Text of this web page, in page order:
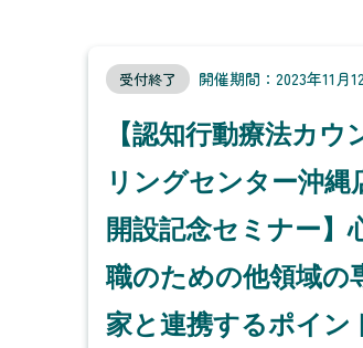
受付終了 開催期間：2023年11月
【認知行動療法カウ
リングセンター沖縄
開設記念セミナー】
職のための他領域の
家と連携するポイン